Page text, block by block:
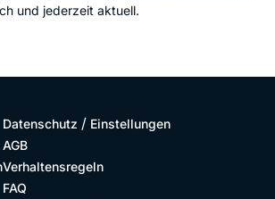
und jederzeit aktuell.
Datenschutz / Einstellungen
AGB
Verhaltensregeln
FAQ